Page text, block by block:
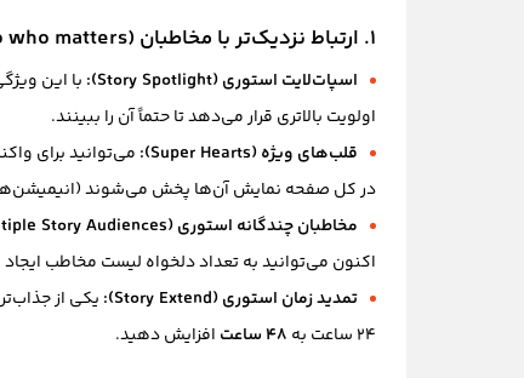
۱. ارتباط نزدیک‌تر با مخاطبان (Get closer to who matters)
اسپات‌لایت استوری (Story Spotlight):
با این
اولویت بالاتری قرار می‌دهد تا حتماً آن را ببینند.
قلب‌های ویژه (Super Hearts):
می‌توانید برای
در کل صفحه نمایش آن‌ها پخش می‌شوند
مخاطبان چندگانه استوری (Multiple Story Audiences):
اکنون می‌توانید به تعداد دلخواه لیست مخاطب
تمدید زمان استوری (Story Extend):
یکی از
۲۴ ساعت به
۴۸ ساعت افزایش دهید.